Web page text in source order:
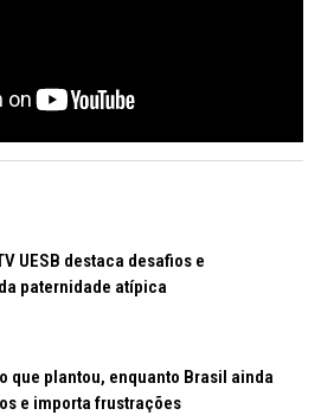
UESB destaca desafios e
paternidade atípica
que plantou, enquanto Brasil ainda
e importa frustrações